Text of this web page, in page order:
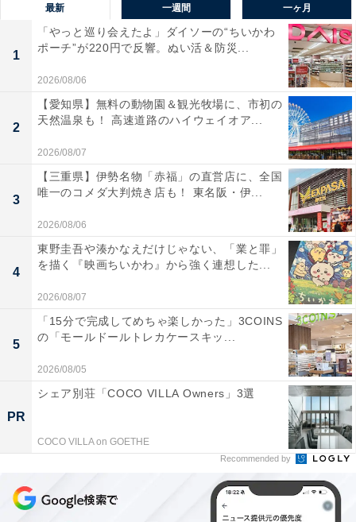
最新 一週間 一ヶ月
1
「やっと巡り会えたよ」ダイソーの“ちいかわ
ポーチ”が220円で反響。ぬい活＆防災...
2026/08/06
2
【愛知県】無料の動物園＆観光牧場に、市初の
天然温泉も！ 高速道路のハイウェイオア...
2026/08/07
3
【三重県】伊勢名物「赤福」の直営店に、全国
唯一のコメダ大判焼き店も！ 東名阪・伊...
2026/08/06
4
東野圭吾や湊かなえだけじゃない、「業と罪」
を描く『映画ちいかわ』から強く連想した...
2026/08/07
5
「15分で完成してめちゃ楽しかった」3COINS
の「モールドールトレカケースキッ...
2026/08/05
PR
シェア別荘「COCO VILLA Owners」3選
COCO VILLA on GOETHE
Recommended by